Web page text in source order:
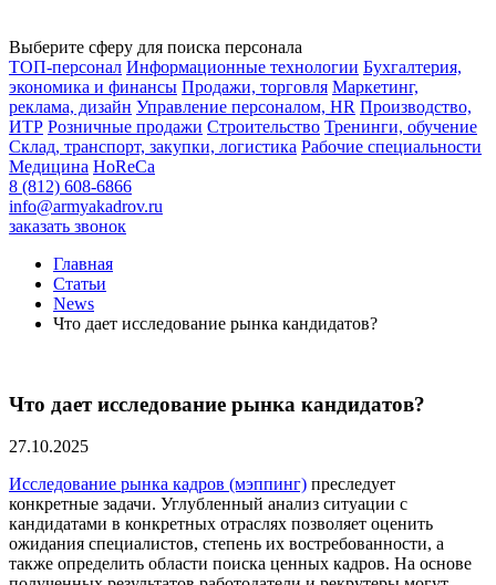
Выберите сферу для поиска персонала
ТОП-персонал Информационные технологии Бухгалтерия,
экономика и финансы Продажи, торговля Маркетинг,
реклама, дизайн Управление персоналом, HR Производство,
ИТР Розничные продажи Строительство Тренинги, обучение
Склад, транспорт, закупки, логистика Рабочие специальности
Медицина HoReCa
8 (812) 608-6866
info@armyakadrov.ru
заказать звонок
Главная
Статьи
News
Что дает исследование рынка кандидатов?
Что дает исследование рынка кандидатов?
27.10.2025
Исследование рынка кадров (мэппинг) преследует
конкретные задачи. Углубленный анализ ситуации с
кандидатами в конкретных отраслях позволяет оценить
ожидания специалистов, степень их востребованности, а
также определить области поиска ценных кадров. На основе